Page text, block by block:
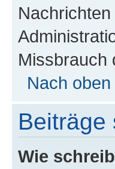
Missbrauch
Nach oben
Beiträge
Wie